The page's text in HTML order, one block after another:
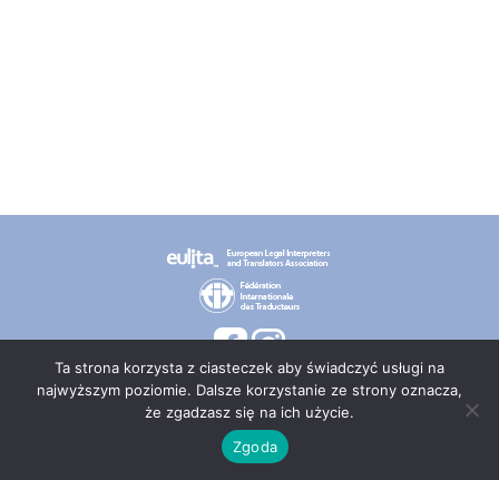
© 2026 PT TEPIS
Ta strona korzysta z ciasteczek aby świadczyć usługi na
najwyższym poziomie. Dalsze korzystanie ze strony oznacza,
że zgadzasz się na ich użycie.
Zgoda